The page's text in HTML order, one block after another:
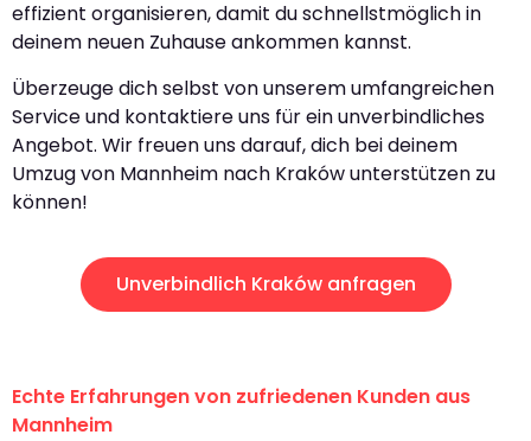
effizient organisieren, damit du schnellstmöglich in
deinem neuen Zuhause ankommen kannst.
Überzeuge dich selbst von unserem umfangreichen
Service und kontaktiere uns für ein unverbindliches
Angebot. Wir freuen uns darauf, dich bei deinem
Umzug von Mannheim nach Kraków unterstützen zu
können!
Unverbindlich Kraków anfragen
Echte Erfahrungen von zufriedenen Kunden aus
Mannheim